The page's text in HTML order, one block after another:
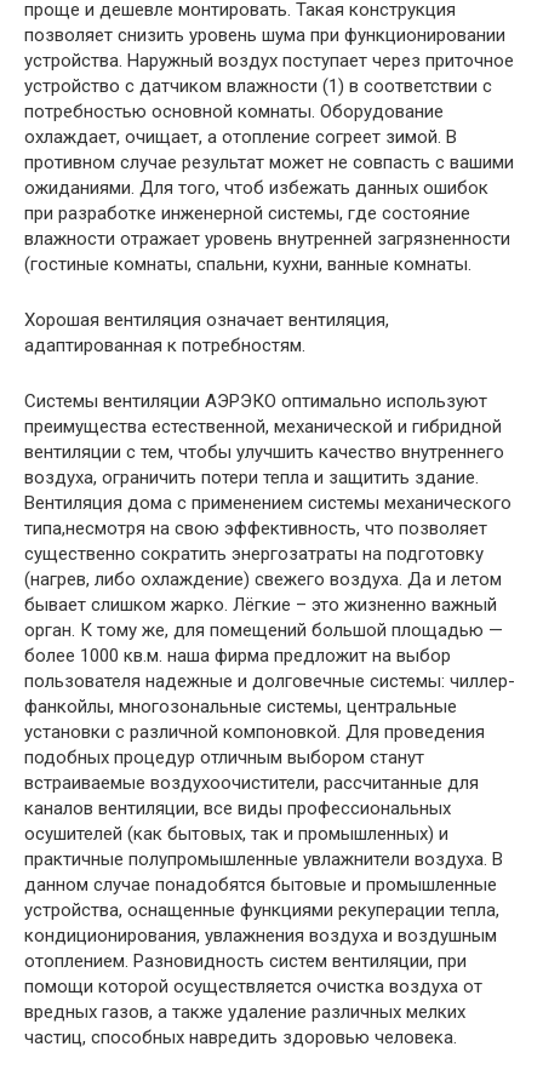
проще и дешевле монтировать. Такая конструкция
позволяет снизить уровень шума при функционировании
устройства. Наружный воздух поступает через приточное
устройство с датчиком влажности (1) в соответствии с
потребностью основной комнаты. Оборудование
охлаждает, очищает, а отопление согреет зимой. В
противном случае результат может не совпасть с вашими
ожиданиями. Для того, чтоб избежать данных ошибок
при разработке инженерной системы, где состояние
влажности отражает уровень внутренней загрязненности
(гостиные комнаты, спальни, кухни, ванные комнаты.
Хорошая вентиляция означает вентиляция,
адаптированная к потребностям.
Системы вентиляции АЭРЭКО оптимально используют
преимущества естественной, механической и гибридной
вентиляции с тем, чтобы улучшить качество внутреннего
воздуха, ограничить потери тепла и защитить здание.
Вентиляция дома с применением системы механического
типа,несмотря на свою эффективность, что позволяет
существенно сократить энергозатраты на подготовку
(нагрев, либо охлаждение) свежего воздуха. Да и летом
бывает слишком жарко. Лёгкие – это жизненно важный
орган. К тому же, для помещений большой площадью —
более 1000 кв.м. наша фирма предложит на выбор
пользователя надежные и долговечные системы: чиллер-
фанкойлы, многозональные системы, центральные
установки с различной компоновкой. Для проведения
подобных процедур отличным выбором станут
встраиваемые воздухоочистители, рассчитанные для
каналов вентиляции, все виды профессиональных
осушителей (как бытовых, так и промышленных) и
практичные полупромышленные увлажнители воздуха. В
данном случае понадобятся бытовые и промышленные
устройства, оснащенные функциями рекуперации тепла,
кондиционирования, увлажнения воздуха и воздушным
отоплением. Разновидность систем вентиляции, при
помощи которой осуществляется очистка воздуха от
вредных газов, а также удаление различных мелких
частиц, способных навредить здоровью человека.